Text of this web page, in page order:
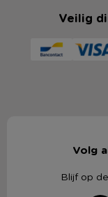
Veilig
Volg
Blijf op